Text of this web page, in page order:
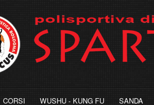
CORSI WUSHU - KUNG FU SANDA